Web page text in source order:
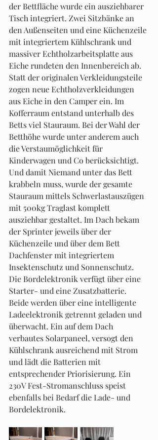
der Bettfläche wurde ein ausziehbarer
Tisch integriert. Zwei Sitzbänke an
den Außenseiten und eine Küchenzeile
mit integriertem Kühlschrank und
massiver Echtholzarbeitsplatte aus
Eiche rundeten den Innenbereich ab.
Statt der originalen Verkleidungsteile
zogen neue Echtholzverkleidungen
aus Eiche in den Camper ein. Im
Kofferraum entstand unterhalb des
Betts viel Stauraum. Bei der Wahl der
Betthöhe wurde unter anderem auch
die Verstaumöglichkeit für
Kinderwagen und Co berücksichtigt.
Und damit Niemand unter das Bett
krabbeln muss, wurde der gesamte
Stauraum mittels Schwerlastauszügen
mit 500kg Traglast komplett
ausziehbar gestaltet. Im Dach bekam
der Sprinter jeweils über der
Küchenzeile und über dem Bett
Dachfenster mit integriertem
Insektenschutz und Sonnenschutz.
Die Bordelektronik verfügt über eine
Starter- und eine Zusatzbatterie.
Beide werden über eine intelligente
Ladeelektronik getrennt geladen und
überwacht. Ein auf dem Dach
verbautes Solarpaneel, versogt den
Kühlschrank ausreichend mit Strom
und lädt die Batterien mit
entsprechender Priorisierung. Ein
230V Fest-Stromanschluss speist
ebenfalls bei Bedarf die Lade- und
Bordelektronik.